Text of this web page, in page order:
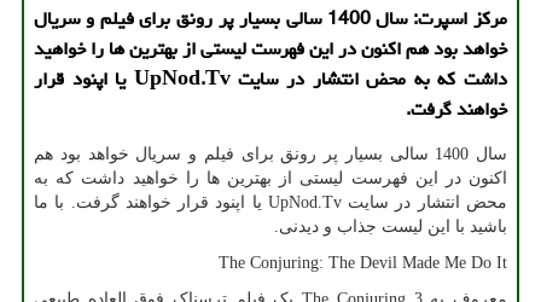
مركز اسپرت: سال 1400 سالی بسیار پر رونق برای فیلم و سریال
خواهد بود هم اكنون در این فهرست لیستی از بهترین ها را خواهید
داشت كه به محض انتشار در سایت UpNod.Tv یا اپنود قرار
خواهند گرفت.
سال 1400 سالی بسیار پر رونق برای فیلم و سریال خواهد بود هم
اکنون در این فهرست لیستی از بهترین ها را خواهید داشت که به
محض انتشار در سایتUpNod.Tv یا اپنود قرار خواهند گرفت. با ما
باشید با این لیست جذاب و دیدنی.
The Conjuring: The Devil Made Me Do It